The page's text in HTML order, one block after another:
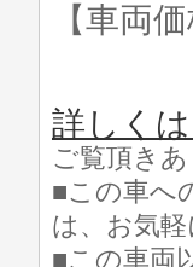
【車両価
詳しく
ご覧頂き
■この車へ
は、お気
■この車両